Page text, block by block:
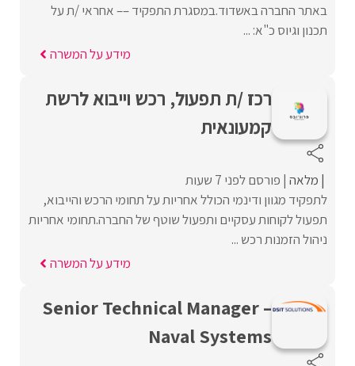
באתר החברה באשדוד.במסגרת התפקיד –– אחראי /ת על
תכנון וגיוס כ"א: ...
מידע על המשרה
רכז /ת תפעול, רכש וייבוא לרשת
קמעונאית
מלאה פורסם לפני 7 שעות
לתפקיד מגוון ודינמי הכולל אחריות על תחומי הרכש והייבוא,
תפעול לקוחות עסקיים ותפעול שוטף של החברה.תחומי אחריות
ניהול הזמנות רכש ...
מידע על המשרה
Senior Technical Manager –
Naval Systems